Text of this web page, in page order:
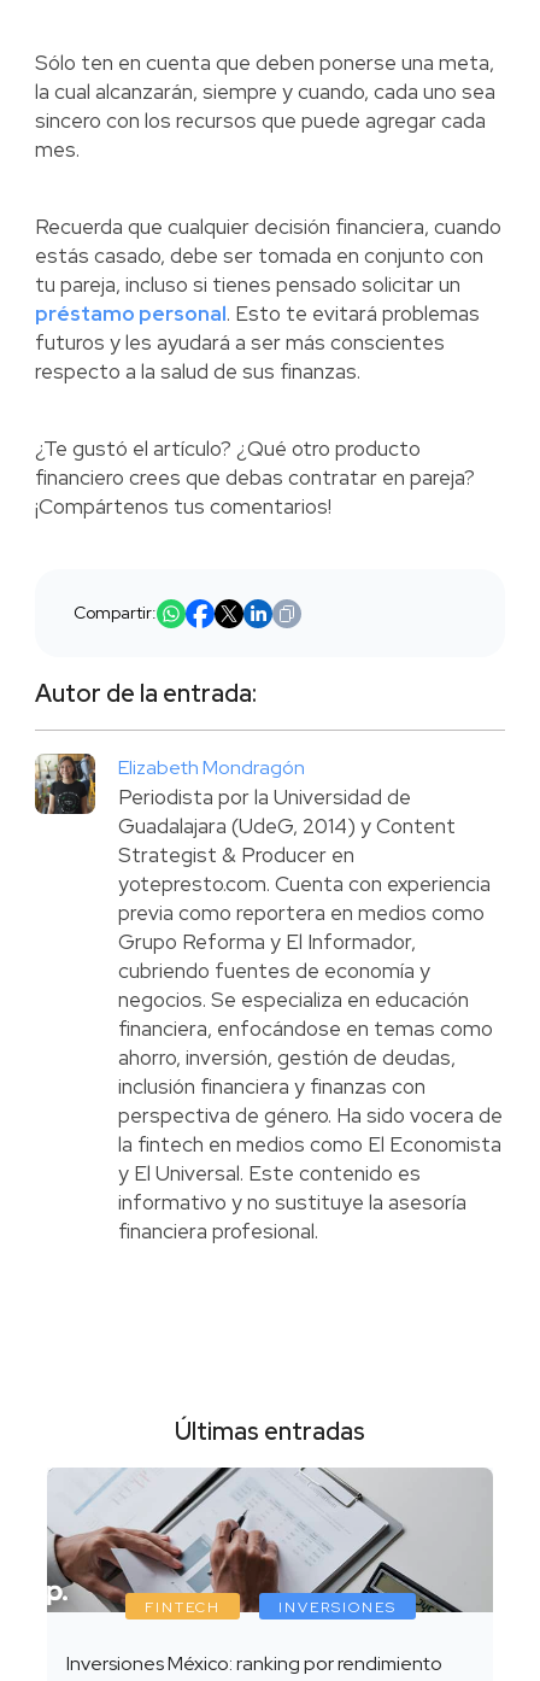
Sólo ten en cuenta que deben ponerse una meta,
la cual alcanzarán, siempre y cuando, cada uno sea
sincero con los recursos que puede agregar cada
mes.
Recuerda que cualquier decisión financiera, cuando
estás casado, debe ser tomada en conjunto con
tu pareja, incluso si tienes pensado solicitar un
préstamo personal. Esto te evitará problemas
futuros y les ayudará a ser más conscientes
respecto a la salud de sus finanzas.
¿Te gustó el artículo? ¿Qué otro producto
financiero crees que debas contratar en pareja?
¡Compártenos tus comentarios!
Compartir:
Autor de la entrada:
Elizabeth Mondragón
Periodista por la Universidad de
Guadalajara (UdeG, 2014) y Content
Strategist & Producer en
yotepresto.com. Cuenta con experiencia
previa como reportera en medios como
Grupo Reforma y El Informador,
cubriendo fuentes de economía y
negocios. Se especializa en educación
financiera, enfocándose en temas como
ahorro, inversión, gestión de deudas,
inclusión financiera y finanzas con
perspectiva de género. Ha sido vocera de
la fintech en medios como El Economista
y El Universal. Este contenido es
informativo y no sustituye la asesoría
financiera profesional.
Últimas entradas
FINTECH INVERSIONES
Inversiones México: ranking por rendimiento